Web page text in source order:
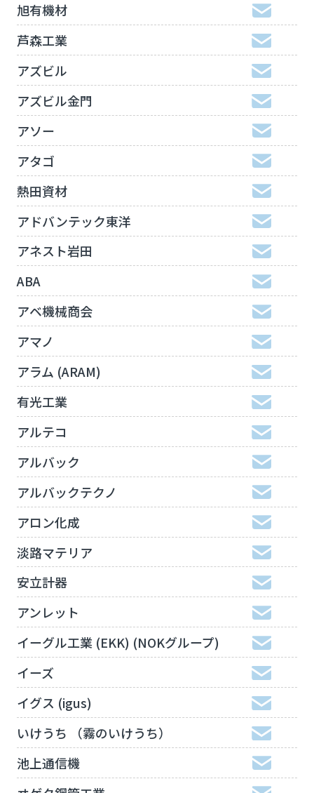
旭有機材
芦森工業
アズビル
アズビル金門
アソー
アタゴ
熱田資材
アドバンテック東洋
アネスト岩田
ABA
アベ機械商会
アマノ
アラム (ARAM)
有光工業
アルテコ
アルバック
アルバックテクノ
アロン化成
淡路マテリア
安立計器
アンレット
イーグル工業 (EKK) (NOKグループ)
イーズ
イグス (igus)
いけうち （霧のいけうち）
池上通信機